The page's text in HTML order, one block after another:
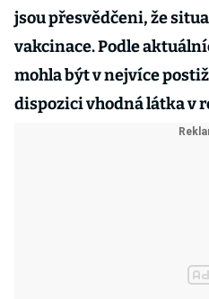
jsou přesvědčeni, že
vakcinace. Podle
mohla být v nejvíce
dispozici vhodná látka v